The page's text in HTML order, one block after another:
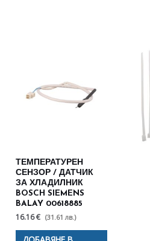
ТЕМПЕРАТУРЕН
СЕНЗОР / ДАТЧИК
ЗА ХЛАДИЛНИК
BOSCH SIEMENS
BALAY 00618885
16.16 € (31.61 лв.)